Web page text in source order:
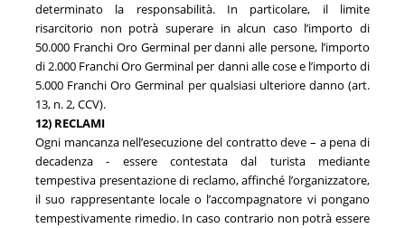
determinato la responsabilità. In particolare, il limite
risarcitorio non potrà superare in alcun caso l’importo di
50.000 Franchi Oro Germinal per danni alle persone, l’importo
di 2.000 Franchi Oro Germinal per danni alle cose e l’importo di
5.000 Franchi Oro Germinal per qualsiasi ulteriore danno (art.
13, n. 2, CCV).
12) RECLAMI
Ogni mancanza nell’esecuzione del contratto deve – a pena di
decadenza - essere contestata dal turista mediante
tempestiva presentazione di reclamo, affinché l’organizzatore,
il suo rappresentante locale o l’accompagnatore vi pongano
tempestivamente rimedio. In caso contrario non potrà essere